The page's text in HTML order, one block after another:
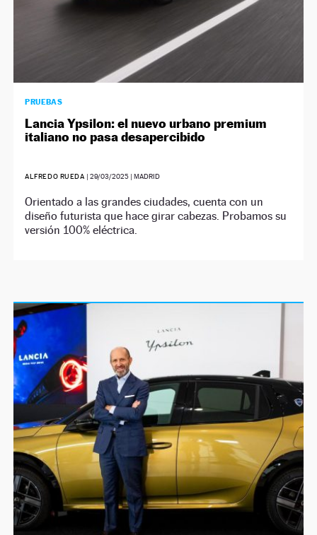
PRUEBAS
Lancia Ypsilon: el nuevo urbano premium
italiano no pasa desapercibido
ALFREDO RUEDA |29/03/2025 | MADRID
Orientado a las grandes ciudades, cuenta con un
diseño futurista que hace girar cabezas. Probamos su
versión 100% eléctrica.